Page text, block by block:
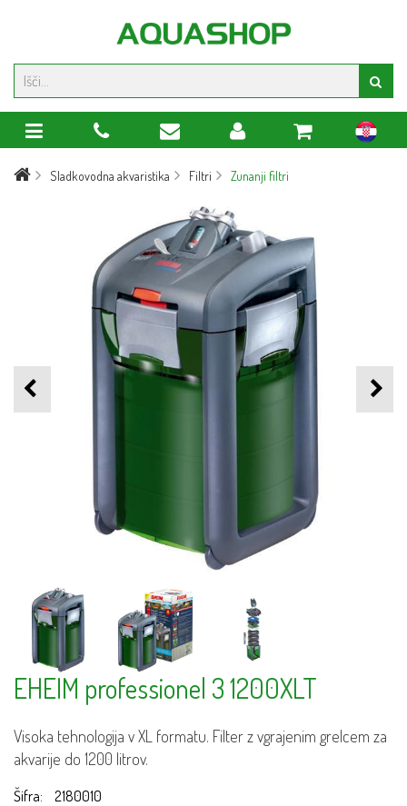
hr
Sladkovodna akvaristika Filtri Zunanji filtri
EHEIM professionel 3 1200XLT
Visoka tehnologija v XL formatu. Filter z vgrajenim grelcem za
akvarije do 1200 litrov.
Šifra:
2180010